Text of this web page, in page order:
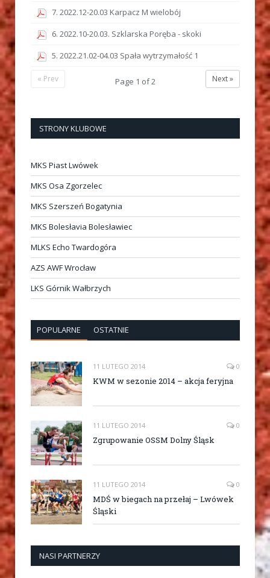
7. 2022.12-20.03 Karpacz M wielobój
6. 2022.10-20.03. Szklarska Poręba - skoki
5. 2022.21.02-04.03 Spała wytrzymałość 1
Next »
Page 1 of2
« Prev
STRONY KLUBOWE
MKS Piast Lwówek
MKS Osa Zgorzelec
MKS Szerszeń Bogatynia
MKS Bolesłavia Bolesławiec
MLKS Echo Twardogóra
AZS AWF Wrocław
LKS Górnik Wałbrzych
POPULARNE OSTATNIE
11 LUTEGO 2014 0
KWM w sezonie 2014 – akcja feryjna
11 LUTEGO 2014 0
Zgrupowanie OSSM Dolny Śląsk
11 LUTEGO 2014 0
MDŚ w biegach na przełaj – Lwówek
Śląski
NASI PARTNERZY